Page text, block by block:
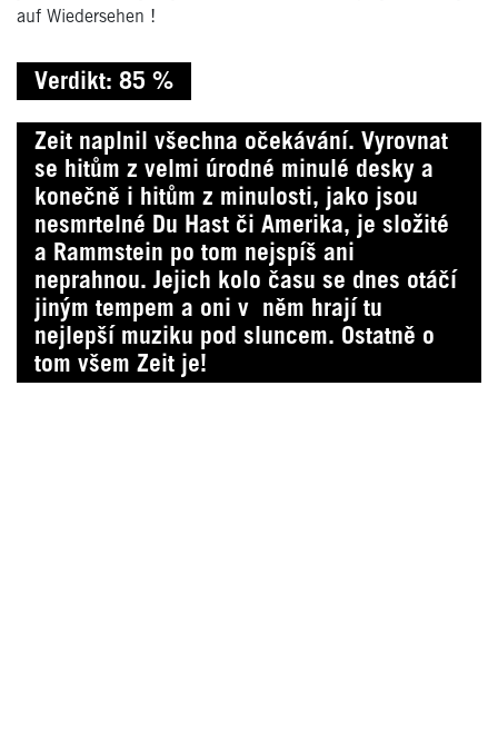
auf Wiedersehen !
Verdikt: 85 %
Zeit naplnil všechna očekávání. Vyrovnat
se hitům z velmi úrodné minulé desky a
konečně i hitům z minulosti, jako jsou
nesmrtelné Du Hast či Amerika, je složité
a Rammstein po tom nejspíš ani
neprahnou. Jejich kolo času se dnes otáčí
jiným tempem a oni v něm hrají tu
nejlepší muziku pod sluncem. Ostatně o
tom všem Zeit je!